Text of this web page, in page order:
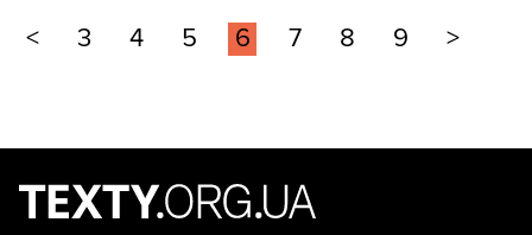
< 3 4 5 6 7 8 9 >